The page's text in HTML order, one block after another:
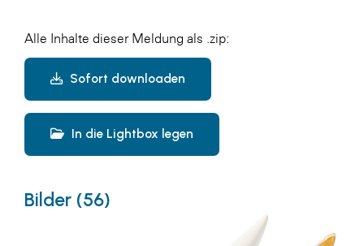
Alle Inhalte dieser Meldung als .zip:
Sofort downloaden
In die Lightbox legen
Bilder (56)